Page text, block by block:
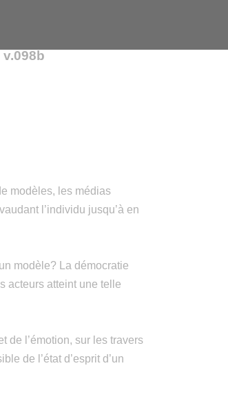
modèles, les médias
l’individu jusqu’à en
modèle? La démocratie
acteurs atteint une telle
de l’émotion, sur les travers
de l’état d’esprit d’un